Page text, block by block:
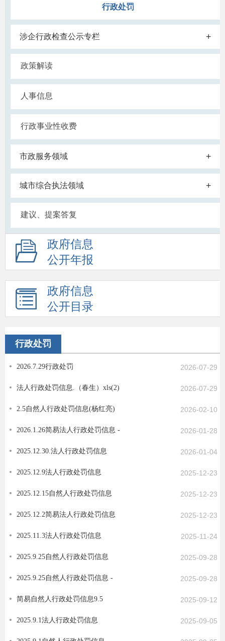
行政处罚
涉企行政检查公示专栏 +
政策解读
人事信息
行政事业性收费
市政服务领域 +
城市综合执法领域 +
建议、提案答复
政府信息
公开年报
政府信息
公开目录
行政处罚
2026.7.29行政处罚 2026-07-29
法人行政处罚信息.（春生）xls(2) 2026-07-29
2.5自然人行政处罚信息(杨红亮) 2026-02-10
2026.1.26简易法人行政处罚信息 - 2026-01-28
2025.12.30.法人行政处罚信息 2026-01-04
2025.12.9法人行政处罚信息 2025-12-23
2025.12.15自然人行政处罚信息 2025-12-23
2025.12.2简易法人行政处罚信息 2025-12-23
2025.11.3法人行政处罚信息 2025-11-24
2025.9.25自然人行政处罚信息 2025-09-28
2025.9.25自然人行政处罚信息 - 2025-09-28
简易自然人行政处罚信息9.5 2025-09-12
2025.9.1法人行政处罚信息 2025-09-05